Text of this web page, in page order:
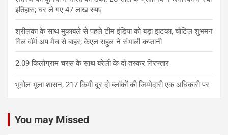
इतिहास; घर ले गए 47 लाख रुपए
श्रीलंका के साथ मुकाबले से पहले टीम इंडिया को बड़ा झटका, चोटिल शुभमन
गिल वॉर्म-अप मैच से बाहर; केएल राहुल ने संभाली कप्तानी
2.09 किलोग्राम चरस के साथ बरेली के दो तस्कर गिरफ्तार
भूगोल भूला शासन, 217 किमी दूर दो ब्लॉकों की जिम्मेदारी एक अधिकारी पर
You may Missed